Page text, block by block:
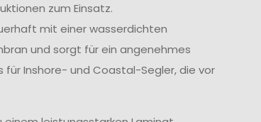
zum Einsatz.
mit einer wasserdichten
und sorgt für ein angenehmes
Inshore- und Coastal-Segler, die vor